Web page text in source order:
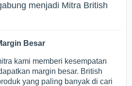
menjadi Mitra British
Besar
kami memberi kesempatan
margin besar. British
yang paling banyak di cari